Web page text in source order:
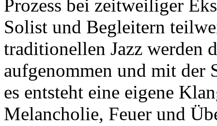
Prozess bei zeitweiliger
Solist und Begleitern
traditionellen Jazz werden
aufgenommen und mit der
es entsteht eine eigene
Melancholie, Feuer und